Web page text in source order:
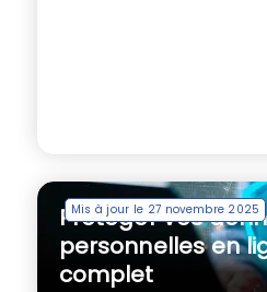
Mis à jour le 27 novembre 2025
Protéger vos
personnelles en
complet